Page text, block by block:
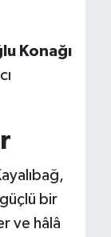
Konağı
bir
ve hâlâ